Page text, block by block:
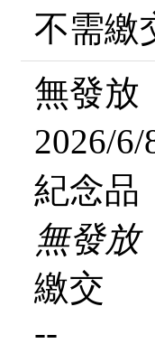
不需繳
無發放
2026/6/
紀念品
無發放
繳交
--